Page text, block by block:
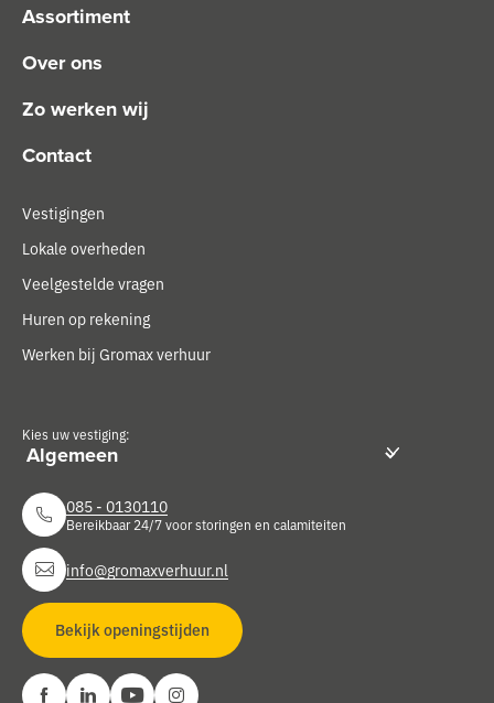
Assortiment
Over ons
Zo werken wij
Contact
Vestigingen
Lokale overheden
Veelgestelde vragen
Huren op rekening
Werken bij Gromax verhuur
Kies uw vestiging:
085 - 0130110
Bereikbaar 24/7 voor storingen en calamiteiten
info@gromaxverhuur.nl
Bekijk openingstijden